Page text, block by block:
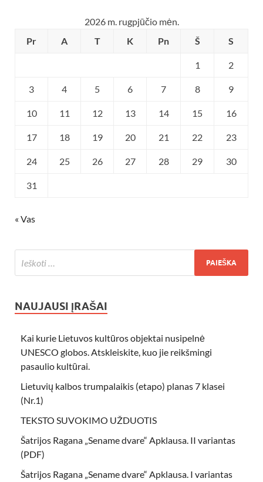
2026 m. rugpjūčio mėn.
Pr
A T K Pn Š S
1 2
3 4 5 6 7 8 9
10 11 12 13 14 15 16
17 18 19 20 21 22 23
24 25 26 27 28 29 30
31
« Vas
NAUJAUSI ĮRAŠAI
Kai kurie Lietuvos kultūros objektai nusipelnė
UNESCO globos. Atskleiskite, kuo jie reikšmingi
pasaulio kultūrai.
Lietuvių kalbos trumpalaikis (etapo) planas 7 klasei
(Nr.1)
TEKSTO SUVOKIMO UŽDUOTIS
Šatrijos Ragana „Sename dvare“ Apklausa. II variantas
(PDF)
Šatrijos Ragana „Sename dvare“ Apklausa. I variantas